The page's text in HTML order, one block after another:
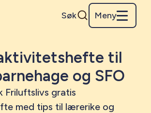
Søk Meny
til
og SFO
Friluftslivs gratis
med tips til lærerike og